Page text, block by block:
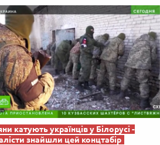
катують українців у Білорусі -
знайшли цей концтабір